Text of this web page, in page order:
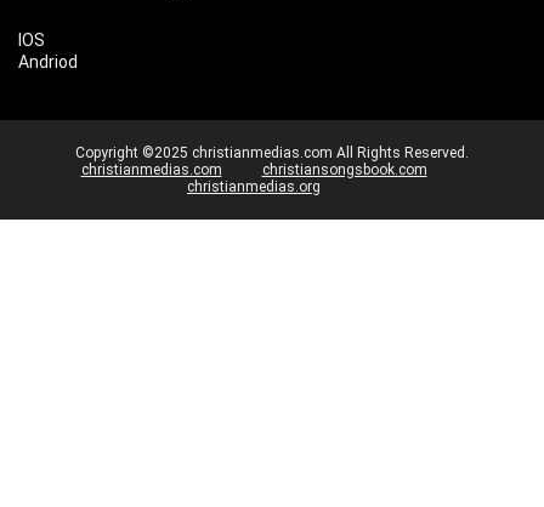
IOS
Andriod
Copyright ©2025 christianmedias.com All Rights Reserved.
christianmedias.com
christiansongsbook.com
christianmedias.org